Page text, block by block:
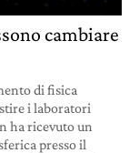
cambiare
di fisica
i laboratori
ha ricevuto un
presso il